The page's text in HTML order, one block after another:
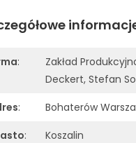
:
Zakład
Deckert, Stefan
:
Bohaterów
:
Koszalin